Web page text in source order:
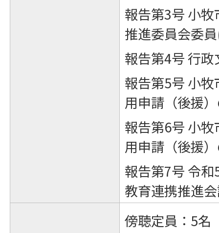
報告第3号 小
推進委員会委
報告第4号 行
報告第5号 小
用申請（後援
報告第6号 小
用申請（後援
報告第7号 令
教育連携推進
傍聴定員：5名